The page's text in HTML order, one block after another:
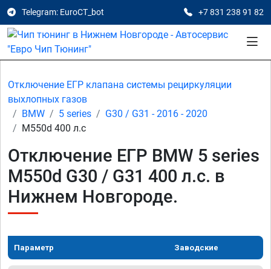
Telegram: EuroCT_bot +7 831 238 91 82
Отключение ЕГР клапана системы рециркуляции
выхлопных газов
BMW
5 series
G30 / G31 - 2016 - 2020
M550d 400 л.с
Отключение ЕГР BMW 5 series
M550d G30 / G31 400 л.с. в
Нижнем Новгороде.
Параметр Заводские